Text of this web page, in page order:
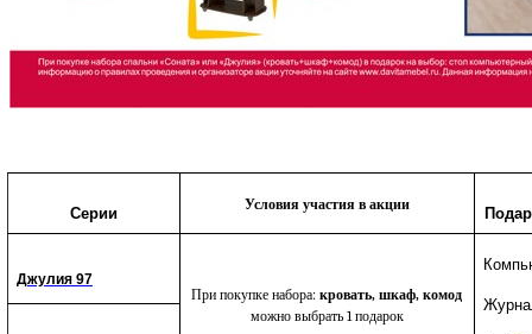
Серии Условия участия в акции
Джулия 97
При покупке набора:кровать, шкаф, комод
можно выбрать 1 подарок